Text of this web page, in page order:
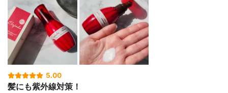
5.00
髪にも紫外線対策！